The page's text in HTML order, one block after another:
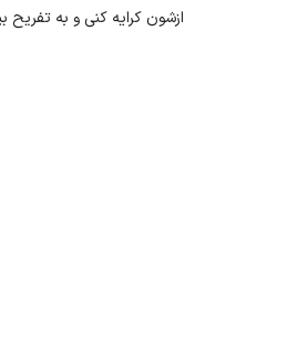
ازشون کرایه کنی و به تفریح